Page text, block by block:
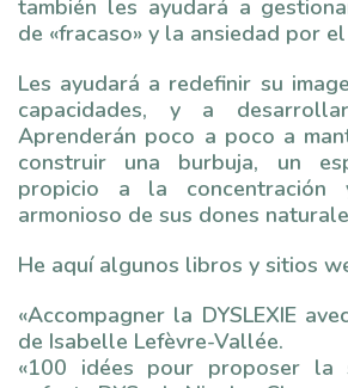
también les ayudará a
de «fracaso» y la ansiedad por
Les ayudará a redefinir su
capacidades, y a
Aprenderán poco a poco a
construir una burbuja, un
propicio a la
armonioso de sus dones
He aquí algunos libros y sitios
«Accompagner la DYSLEXIE
de Isabelle Lefèvre-Vallée.
«100 idées pour proposer la